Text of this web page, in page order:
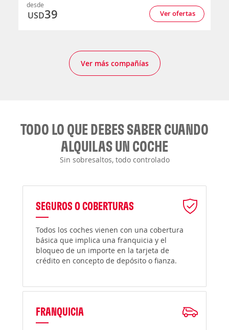
desde
USD39 Ver ofertas
Ver más compañías
TODO LO QUE DEBES SABER CUANDO
ALQUILAS UN COCHE
Sin sobresaltos, todo controlado
SEGUROS O COBERTURAS
Todos los coches vienen con una cobertura
básica que implica una franquicia y el
bloqueo de un importe en la tarjeta de
crédito en concepto de depósito o fianza.
FRANQUICIA